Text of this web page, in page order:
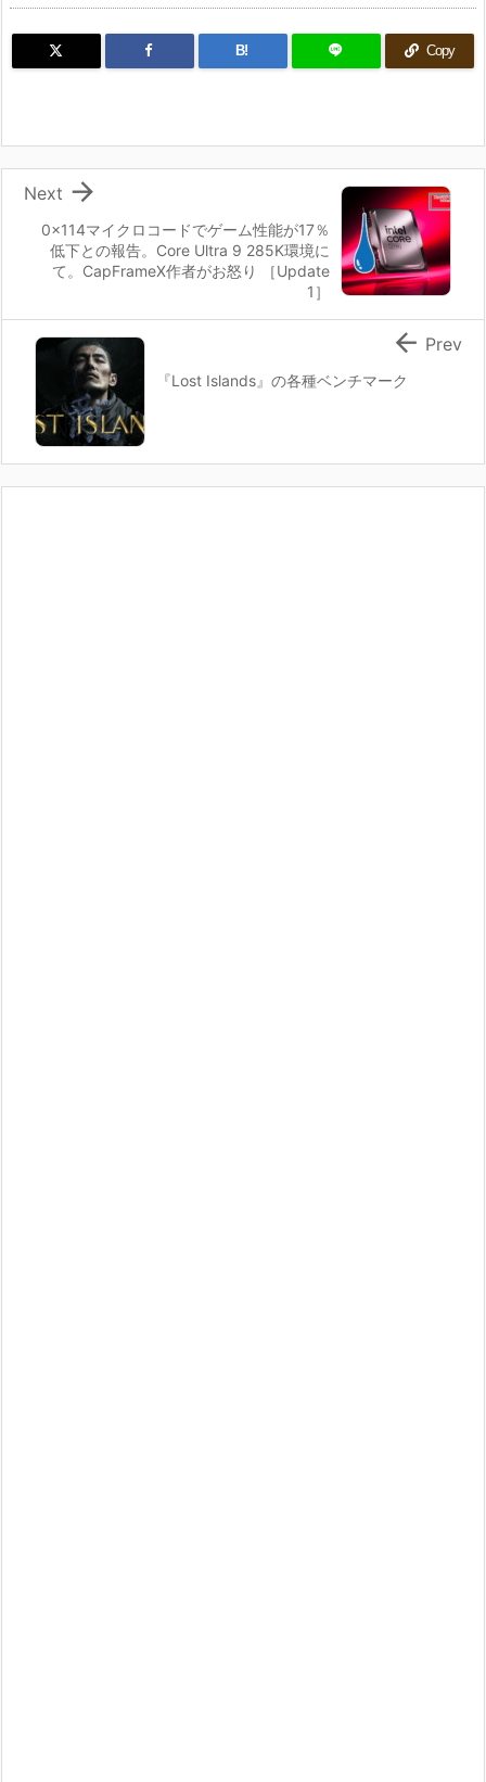
B! Copy
0x114マイクロコードでゲーム性能が17％
低下との報告。Core Ultra 9 285K環境に
て。CapFrameX作者がお怒り ［Update
1］

Next
『Lost Islands』の各種ベンチマーク
 Prev